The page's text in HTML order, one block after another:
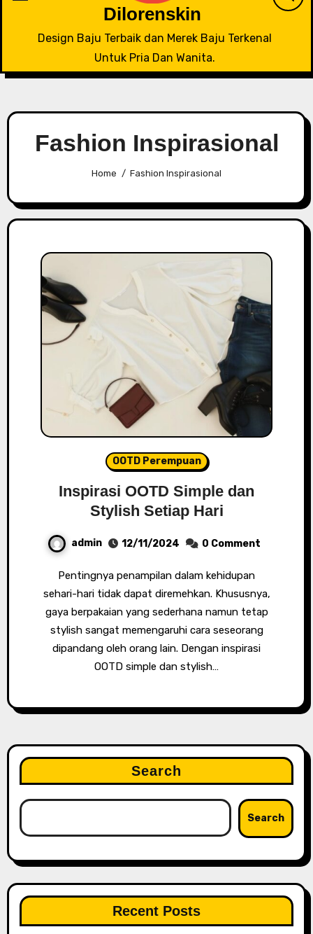
Dilorenskin
Design Baju Terbaik dan Merek Baju Terkenal
Untuk Pria Dan Wanita.
Fashion Inspirasional
Home Fashion Inspirasional
OOTD Perempuan
Inspirasi OOTD Simple dan
Stylish Setiap Hari
admin 12/11/2024 0 Comment
Pentingnya penampilan dalam kehidupan
sehari-hari tidak dapat diremehkan. Khususnya,
gaya berpakaian yang sederhana namun tetap
stylish sangat memengaruhi cara seseorang
dipandang oleh orang lain. Dengan inspirasi
OOTD simple dan stylish…
Search
Search
Recent Posts